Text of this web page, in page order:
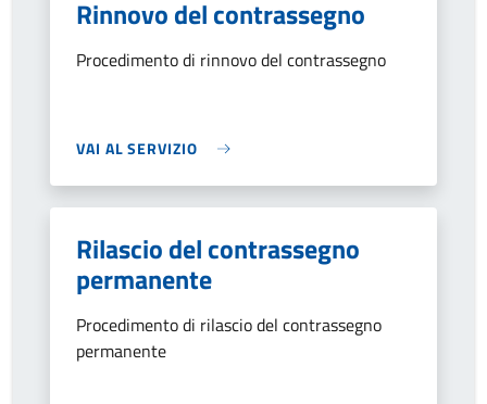
Rinnovo del contrassegno
Procedimento di rinnovo del contrassegno
VAI AL SERVIZIO
Rilascio del contrassegno
permanente
Procedimento di rilascio del contrassegno
permanente